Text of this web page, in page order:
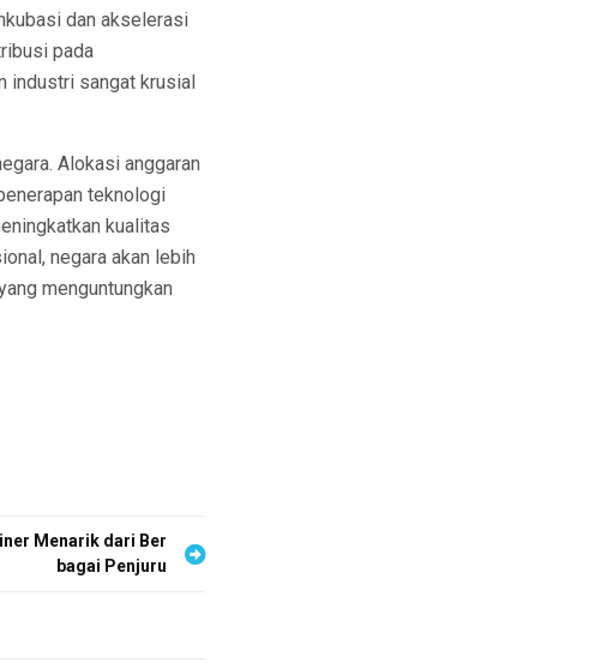
dan akselerasi
pada
industri sangat krusial
Alokasi anggaran
teknologi
kualitas
negara akan lebih
menguntungkan
Menarik dari Ber
bagai Penjuru